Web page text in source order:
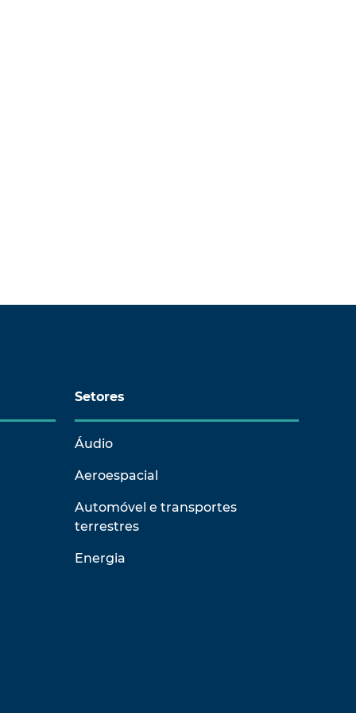
Setores
Áudio
Aeroespacial
Automóvel e transportes
terrestres
Energia